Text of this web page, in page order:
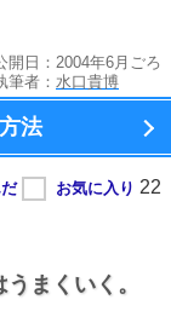
開日：2004年6月ごろ
筆者： 水口貴博
法
まくいく。